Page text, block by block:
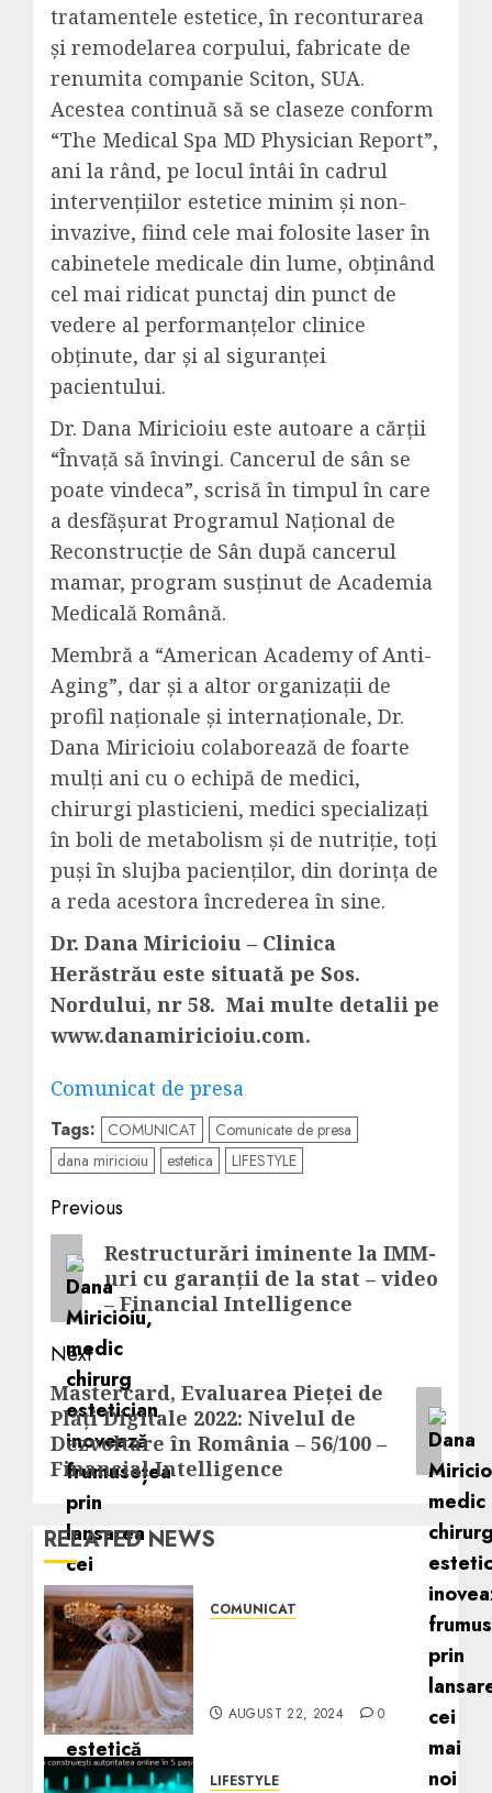
tratamentele estetice, în reconturarea
și remodelarea corpului, fabricate de
renumita companie Sciton, SUA.
Acestea continuă să se claseze conform
“The Medical Spa MD Physician Report”,
ani la rând, pe locul întâi în cadrul
intervențiilor estetice minim și non-
invazive, fiind cele mai folosite laser în
cabinetele medicale din lume, obținând
cel mai ridicat punctaj din punct de
vedere al performanțelor clinice
obținute, dar și al siguranței
pacientului.
Dr. Dana Miricioiu este autoare a cărții
“Învață să învingi. Cancerul de sân se
poate vindeca”, scrisă în timpul în care
a desfășurat Programul Național de
Reconstrucție de Sân după cancerul
mamar, program susținut de Academia
Medicală Română.
Membră a “American Academy of Anti-
Aging”, dar și a altor organizații de
profil naționale și internaționale, Dr.
Dana Miricioiu colaborează de foarte
mulți ani cu o echipă de medici,
chirurgi plasticieni, medici specializați
în boli de metabolism și de nutriție, toți
puși în slujba pacienților, din dorința de
a reda acestora încrederea în sine.
Dr. Dana Miricioiu – Clinica
Herăstrău este situată pe Sos.
Nordului, nr 58. Mai multe detalii pe
www.danamiricioiu.com.
Navigare
în
articole
Comunicat de presa
Tags: COMUNICAT
Comunicate de presa
dana miricioiu
estetica LIFESTYLE
Post
navigation
Previous
Previous
post:
Restructurări iminente la IMM-
uri cu garanții de la stat – video
– Financial Intelligence
Next
Next
post:
Mastercard, Evaluarea Pieței de
Plăți Digitale 2022: Nivelul de
Dezvoltare în România – 56/100 –
Financial Intelligence
RELATED NEWS
COMUNICAT
mireasă perfecte | PR de
AUGUST 22, 2024 0
LIFESTYLE